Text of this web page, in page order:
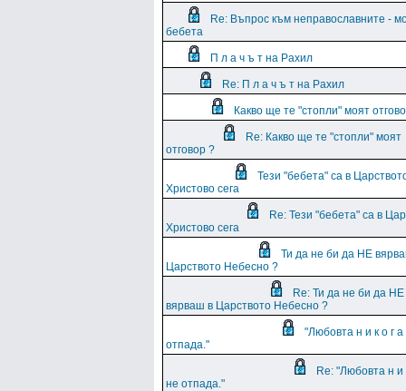
Re: Въпрос към неправославните -
бебета
П л а ч ъ т на Рахил
Re: П л а ч ъ т на Рахил
Какво ще те "стопли" моят
Re: Какво ще те "стопли" моят
отговор ?
Тези "бебета" са в
Христово сега
Re: Тези "бебета" са в
Христово сега
Ти да не би да НЕ
Царството Небесно ?
Re: Ти да не би да НЕ
вярваш в Царството Небесно ?
"Любовта н и к о г а
отпада."
Re: "Любовта н и
не отпада."